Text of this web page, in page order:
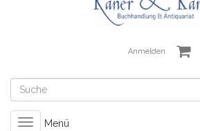
Anmelden
ToggleMenü